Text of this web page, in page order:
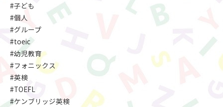
#子ども
#個人
#グループ
#toeic
#幼児教育
#フォニックス
#英検
#TOEFL
#ケンブリッジ英検